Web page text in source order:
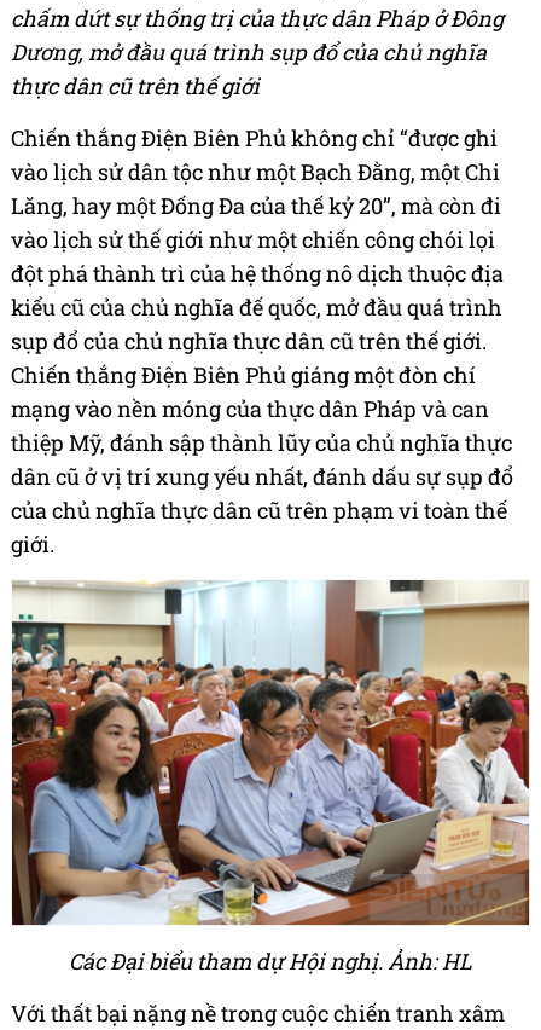
chấm dứt sự thống trị của thực dân Pháp ở Đông
Dương, mở đầu quá trình sụp đổ của chủ nghĩa
thực dân cũ trên thế giới
Chiến thắng Điện Biên Phủ không chỉ “được ghi
vào lịch sử dân tộc như một Bạch Đằng, một Chi
Lăng, hay một Đống Đa của thế kỷ 20”, mà còn đi
vào lịch sử thế giới như một chiến công chói lọi
đột phá thành trì của hệ thống nô dịch thuộc địa
kiểu cũ của chủ nghĩa đế quốc, mở đầu quá trình
sụp đổ của chủ nghĩa thực dân cũ trên thế giới.
Chiến thắng Điện Biên Phủ giáng một đòn chí
mạng vào nền móng của thực dân Pháp và can
thiệp Mỹ, đánh sập thành lũy của chủ nghĩa thực
dân cũ ở vị trí xung yếu nhất, đánh dấu sự sụp đổ
của chủ nghĩa thực dân cũ trên phạm vi toàn thế
giới.
Các Đại biểu tham dự Hội nghị. Ảnh: HL
Với thất bại nặng nề trong cuộc chiến tranh xâm